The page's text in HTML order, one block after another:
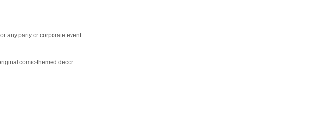
any party or corporate event.
comic-themed decor